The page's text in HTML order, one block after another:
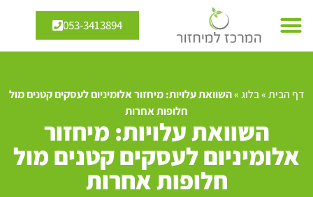
053-3413894
דף הבית»בלוג»השוואת עלויות: מיחזור אלומיניום לעסקים קטנים מול
חלופות אחרות
השוואת עלויות: מיחזור
אלומיניום לעסקים קטנים מול
חלופות אחרות